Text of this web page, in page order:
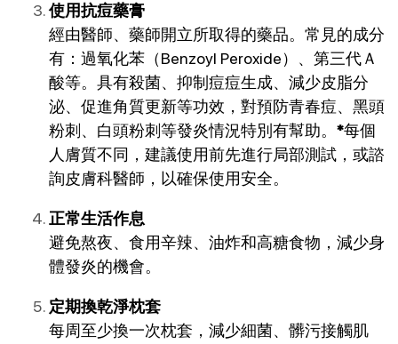
使用抗痘藥膏
經由醫師、藥師開立所取得的藥品。常見的成分
有：過氧化苯（Benzoyl Peroxide）、第三代Ａ
酸等。具有殺菌、抑制痘痘生成、減少皮脂分
泌、促進角質更新等功效，對預防青春痘、黑頭
粉刺、白頭粉刺等發炎情況特別有幫助。 *每個
人膚質不同，建議使用前先進行局部測試，或諮
詢皮膚科醫師，以確保使用安全。
正常生活作息
避免熬夜、食用辛辣、油炸和高糖食物，減少身
體發炎的機會。
定期換乾淨枕套
每周至少換一次枕套，減少細菌、髒污接觸肌